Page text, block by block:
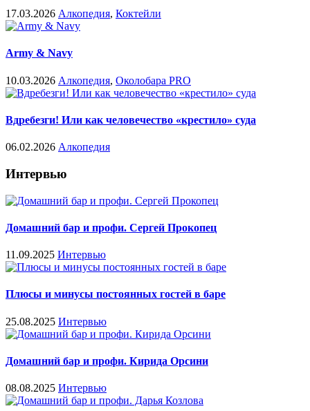
17.03.2026 Алкопедия, Коктейли
Army & Navy
10.03.2026 Алкопедия, Околобара PRO
Вдребезги! Или как человечество «крестило» суда
06.02.2026 Алкопедия
Интервью
Домашний бар и профи. Сергей Прокопец
11.09.2025 Интервью
Плюсы и минусы постоянных гостей в баре
25.08.2025 Интервью
Домашний бар и профи. Кирида Орсини
08.08.2025 Интервью